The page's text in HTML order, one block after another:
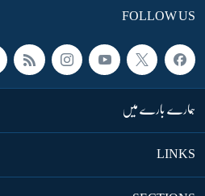
FOLLOW US
ہمارے بارے میں
LINKS